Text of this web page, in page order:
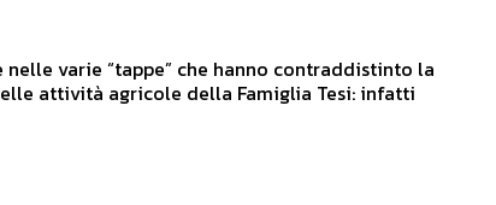
nelle varie “tappe” che hanno contraddistinto la
attività agricole della Famiglia Tesi: infatti